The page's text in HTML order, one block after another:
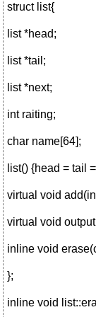
struct list{
list *head;
list *tail;
list *next;
int raiting;
char name[64];
list() {head = tail
virtual void
virtual void
inline void
};
inline void